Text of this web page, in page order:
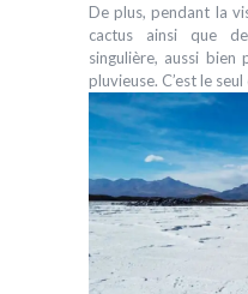
De plus, pendant la
cactus ainsi que
singulière, aussi bien
pluvieuse. C’est le